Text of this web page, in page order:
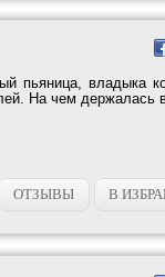
пьяница, владыка
На чем держалась
ОТЗЫВЫ В